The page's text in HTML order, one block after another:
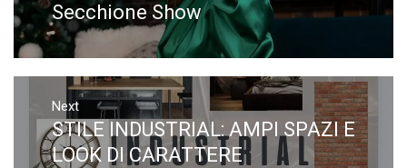
Secchione Show
Next
Next
post:
STILE INDUSTRIAL: AMPI SPAZI E
LOOK DI CARATTERE